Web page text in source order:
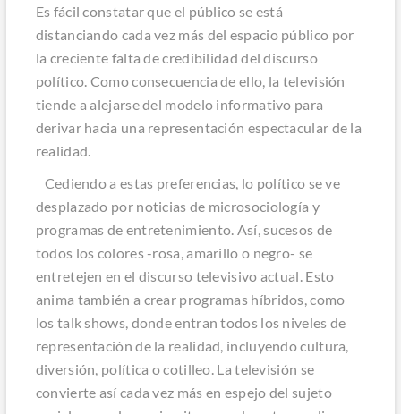
Es fácil constatar que el público se está
distanciando cada vez más del espacio público por
la creciente falta de credibilidad del discurso
político. Como consecuencia de ello, la televisión
tiende a alejarse del modelo informativo para
derivar hacia una representación espectacular de la
realidad.
Cediendo a estas preferencias, lo político se ve
desplazado por noticias de microsociología y
programas de entretenimiento. Así, sucesos de
todos los colores -rosa, amarillo o negro- se
entretejen en el discurso televisivo actual. Esto
anima también a crear programas híbridos, como
los talk shows, donde entran todos los niveles de
representación de la realidad, incluyendo cultura,
diversión, política o cotilleo. La televisión se
convierte así cada vez más en espejo del sujeto